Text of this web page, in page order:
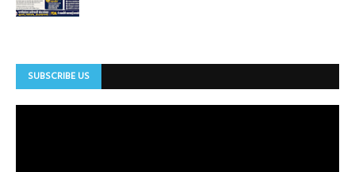
SUBSCRIBE US